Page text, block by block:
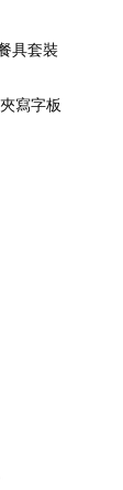
具套裝
寫字板